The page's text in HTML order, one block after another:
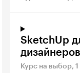
SketchUp
дизайнеров
Курс на выбор,